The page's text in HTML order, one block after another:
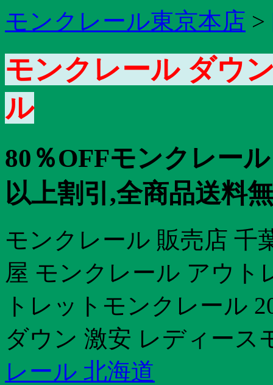
モンクレール東京本店 >
モンクレール ダウ
ル
80％OFFモンクレー
以上割引,全商品送料
モンクレール 販売店 千
屋 モンクレール アウト
トレットモンクレール
ダウン 激安 レディース
レール 北海道